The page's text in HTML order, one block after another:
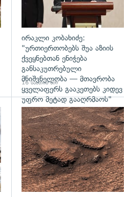
ირაკლი კობახიძე:
"ურთიერთობებს შუა აზიის
ქვეყნებთან ენიჭება
განსაკუთრებული
მნიშვნელობა — მთავრობა
ყველაფერს გააკეთებს კიდევ
უფრო მეტად გააღრმაოს"
16 საათის წინ
გადახედვა